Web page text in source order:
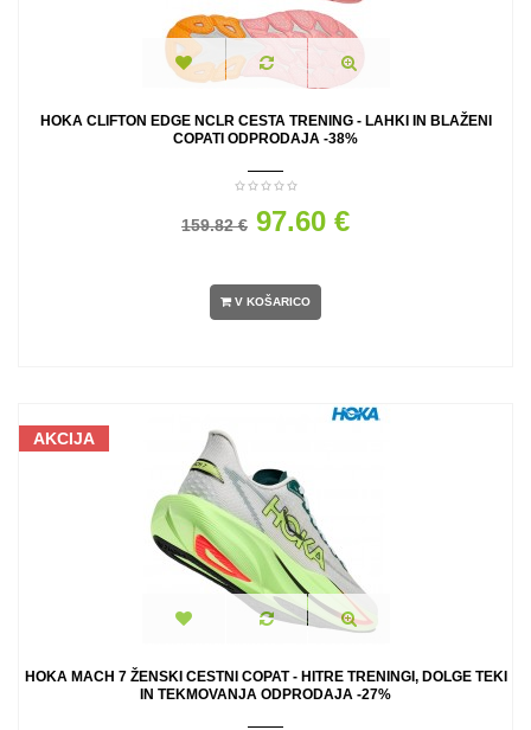
HOKA CLIFTON EDGE NCLR CESTA TRENING - LAHKI IN BLAŽENI
COPATI ODPRODAJA -38%
159.82 € 97.60 €
V KOŠARICO
AKCIJA
HOKA MACH 7 ŽENSKI CESTNI COPAT - HITRE TRENINGI, DOLGE TEKI
IN TEKMOVANJA ODPRODAJA -27%